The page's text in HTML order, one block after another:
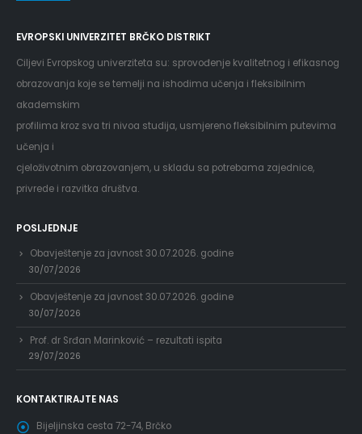
EVROPSKI UNIVERZITET BRČKO DISTRIKT
Ciljevi Evropskog univerziteta su: sprovođenje kvalitetnog i efikasnog
obrazovanja koje se temelji na ishodima učenja i fleksibilnim
akademskim
profilima kroz sva tri nivoa studija, usmjereno fleksibilnim putevima
učenja i
cjeloživotnim obrazovanjem, u skladu sa potrebama zajednice,
privrede i razvitka društva.
POSLJEDNJE
Obavještenje za javnost 30.07.2026. godine
30/07/2026
Obavještenje za javnost 30.07.2026. godine
30/07/2026
Prof. dr Srđan Marinković – rezultati ispita
29/07/2026
KONTAKTIRAJTE NAS
Bijeljinska cesta 72-74, Brčko